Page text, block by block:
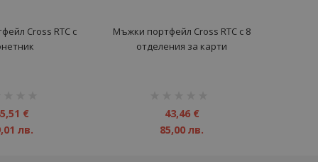
Cross RTC с
€
лв.
Мъжки портфейл Cross RTC с 8
отделения за карти
43,46 €
85,00 лв.